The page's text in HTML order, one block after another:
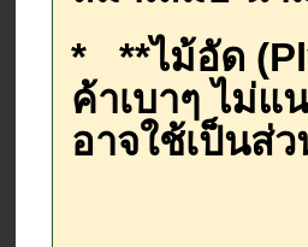
* **ไม้อัด
ค้าเบาๆ ไม่แ
อาจใช้เป็นส่